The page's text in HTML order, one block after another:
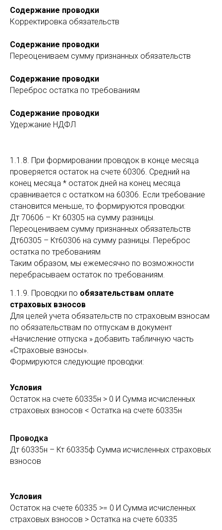
Содержание проводки
Корректировка обязательств
Содержание проводки
Переоцениваем сумму признанных обязательств
Содержание проводки
Переброс остатка по требованиям
Содержание проводки
Удержание НДФЛ
1.1.8. При формировании проводок в конце месяца
проверяется остаток на счете 60306. Средний на
конец месяца * остаток дней на конец месяца
сравнивается с остатком на 60306. Если требование
становится меньше, то формируются проводки:
Дт 70606 – Кт 60305 на сумму разницы.
Переоцениваем сумму признанных обязательств
Дт60305 – Кт60306 на сумму разницы. Переброс
остатка по требованиям
Таким образом, мы ежемесячно по возможности
перебрасываем остаток по требованиям.
1.1.9. Проводки по обязательствам оплате
страховых взносов
Для целей учета обязательств по страховым взносам
по обязательствам по отпускам в документ
«Начисление отпуска » добавить табличную часть
«Страховые взносы».
Формируются следующие проводки:
Условия
Остаток на счете 60335н > 0 И Сумма исчисленных
страховых взносов < Остатка на счете 60335н
Проводка
Дт 60335н – Кт 60335ф Сумма исчисленных страховых
взносов
Условия
Остаток на счете 60335 >= 0 И Сумма исчисленных
страховых взносов > Остатка на счете 60335